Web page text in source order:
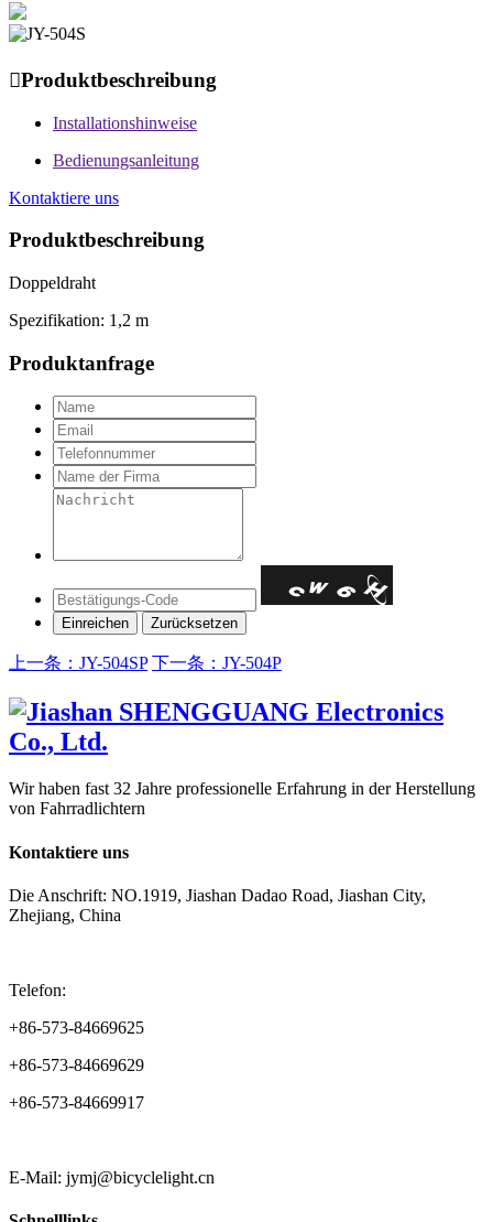
Produktbeschreibung
Installationshinweise
Bedienungsanleitung
Kontaktiere uns
Produktbeschreibung
Doppeldraht
Spezifikation: 1,2 m
Produktanfrage
上一条：JY-504SP 下一条：JY-504P
Wir haben fast 32 Jahre professionelle Erfahrung in der Herstellung
von Fahrradlichtern
Kontaktiere uns
Die Anschrift: NO.1919, Jiashan Dadao Road, Jiashan City,
Zhejiang, China
Telefon:
+86-573-84669625
+86-573-84669629
+86-573-84669917
E-Mail: jymj@bicyclelight.cn